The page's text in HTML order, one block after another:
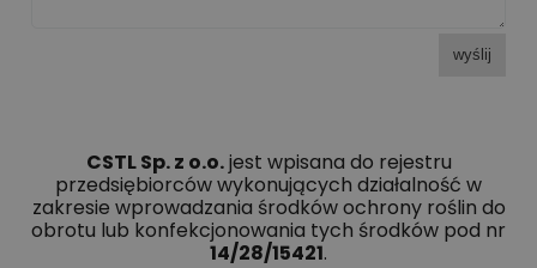
wyślij
CSTL Sp. z o.o.jest wpisana do rejestru
przedsiębiorców wykonujących działalność w
zakresie wprowadzania środków ochrony roślin do
obrotu lub konfekcjonowania tych środków pod nr
14/28/15421.